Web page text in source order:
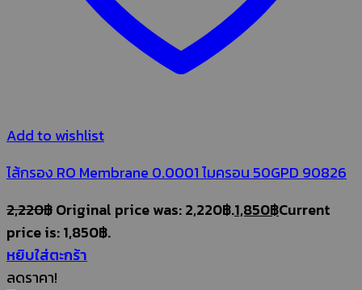
Add to wishlist
ไส้กรอง RO Membrane 0.0001 ไมครอน 50GPD 90826
2,220฿Original price was: 2,220฿.1,850฿Current
price is: 1,850฿.
หยิบใส่ตะกร้า
ลดราคา!